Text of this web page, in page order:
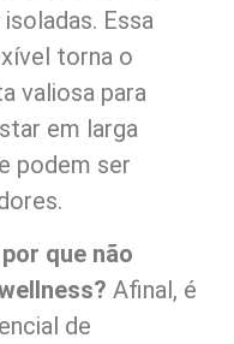
Essa
torna o
valiosa para
em larga
podem ser
que não
Afinal, é
de